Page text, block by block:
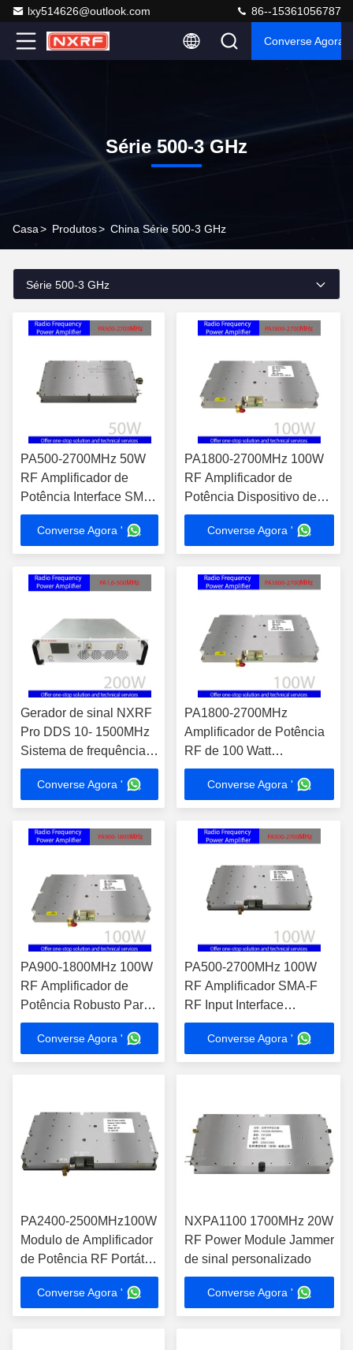
lxy514626@outlook.com 86--15361056787
Converse Agora
Série 500-3 GHz
Casa> Produtos> China Série 500-3 GHz
Série 500-3 GHz
PA500-2700MHz 50W
RF Amplificador de
Potência Interface SMA-
F de Alta Integração
para entrada de sinal
flexível
Converse Agora '
PA1800-2700MHz 100W
RF Amplificador de
Potência Dispositivo de
Alta Integração para Teste
EMC Amplificação de
sinal Interface de entrada
de RF SMA-F
Converse Agora '
Gerador de sinal NXRF
Pro DDS 10- 1500MHz
Sistema de frequência
ajustável com função de
espera
Converse Agora '
PA1800-2700MHz
Amplificador de Potência
RF de 100 Watt
Dispositivo de Alta
Integração para Teste
EMC e Amplificação de
Sinais
Converse Agora '
PA900-1800MHz 100W
RF Amplificador de
Potência Robusto Para
Amplificação de Sinais
Profissional
Converse Agora '
PA500-2700MHz 100W
RF Amplificador SMA-F
RF Input Interface
Estrutura compacta
Converse Agora '
PA2400-2500MHz100W
Modulo de Amplificador
de Potência RF Portátil
OEM Sistema Anti-UAV
Anti-Drone de Alta
Potência Com
Converse Agora '
NXPA1100 1700MHz 20W
RF Power Module Jammer
de sinal personalizado
Converse Agora '